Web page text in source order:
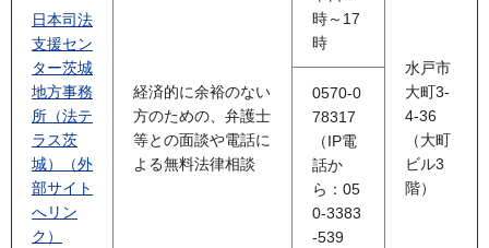
日本司法
支援セン
ター茨城
地方事務
所（法テ
ラス茨
城）（外
部サイト
へリン
ク）
経済的に余裕のない
方のための、弁護士
等との面談や電話に
よる無料法律相談
時～17
時
水戸市
大町3-
4-36
（大町
ビル3
階）
0570-0
78317
（IP電
話か
ら：05
0-3383
-539